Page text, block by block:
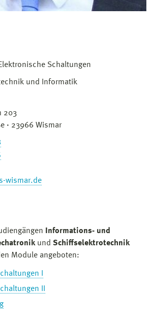
Schaltungen
und Informatik
203
· 23966 Wismar
wismar.de
Informations- und
und Schiffselektrotechnik
Module angeboten:
I
II